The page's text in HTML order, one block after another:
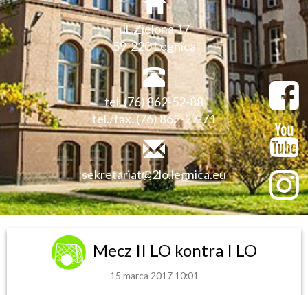
ul. Zielona 17
59-220 Legnica
tel. (76) 862-52-88
tel./fax. (76) 862-27-71
sekretariat@2lo.legnica.eu
Mecz II LO kontra I LO
15 marca 2017 10:01